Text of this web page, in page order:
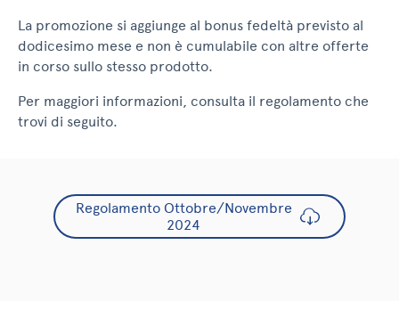
La promozione si aggiunge al bonus fedeltà previsto al
dodicesimo mese e non è cumulabile con altre offerte
in corso sullo stesso prodotto.
Per maggiori informazioni, consulta il regolamento che
trovi di seguito.
Regolamento Ottobre/Novembre
2024